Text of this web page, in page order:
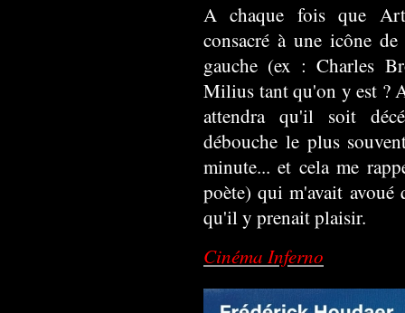
A chaque fois que
consacré à une icône
gauche (ex : Charles
Milius tant qu'on y est ?
attendra qu'il soit
débouche le plus
minute... et cela me
poète) qui m'avait
qu'il y prenait plaisir.
Cinéma Inferno